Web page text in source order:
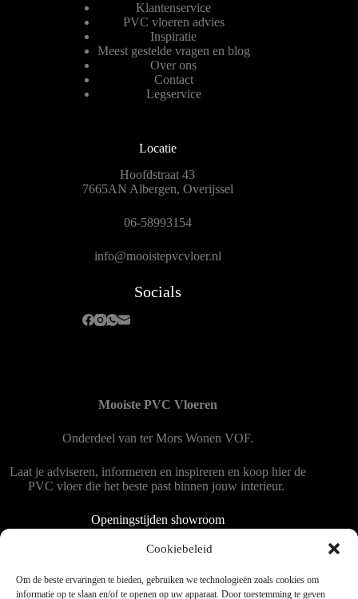
Cookiebeleid
Om de beste ervaringen te bieden, gebruiken we technologieën zoals cookies om
informatie op te slaan en/of te openen op uw apparaat. Door toestemming te geven
Klantenservice
PVC vloeren advies
Inspiratie
Meest gestelde vragen en blog
Over ons
Contact
Legservice
Locatie
Hoofdstraat 43
7665AN Albergen, Overijssel
06-58993154
info@mooistepvcvloer.nl
Socials
Mooiste PVC Vloeren
Onderdeel van ter Mors Wonen VOF.
Laat je adviseren, informeren en inspireren en koop hier de
PVC vloer die het beste past binnen jouw interieur.
Openingstijden showroom
Dinsdag tot en met vrijdag 9:00 - 18:00
Zaterdag 9:00 tot 15:00